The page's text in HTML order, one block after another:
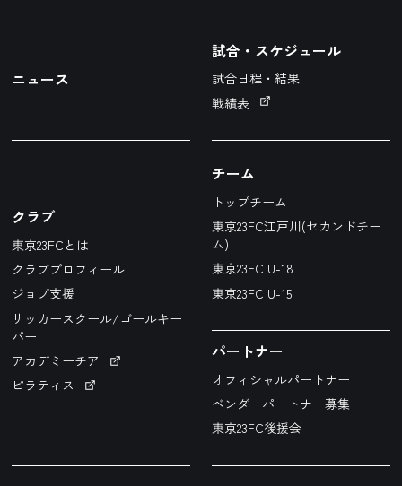
ニュース
クラブ
東京23FCとは
クラブプロフィール
ジョブ支援
サッカースクール/ゴールキー
パー
アカデミーチア
ピラティス
チーム
トップチーム
東京23FC江戸川(セカンドチー
ム)
東京23FC U-18
東京23FC U-15
試合・スケジュール
試合日程・結果
戦績表
パートナー
オフィシャルパートナー
ベンダーパートナー募集
東京23FC後援会